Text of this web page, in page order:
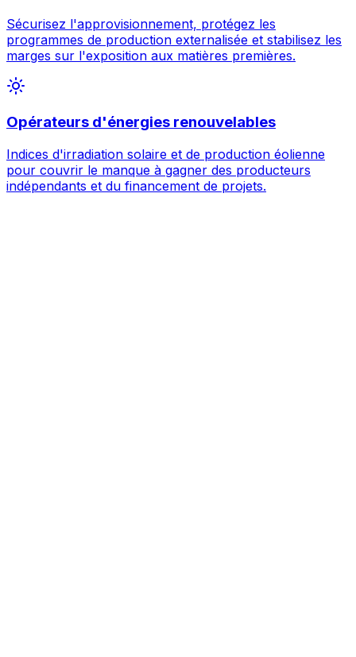
Sécurisez l'approvisionnement, protégez les
programmes de production externalisée et stabilisez les
marges sur l'exposition aux matières premières.
Opérateurs d'énergies renouvelables
Indices d'irradiation solaire et de production éolienne
pour couvrir le manque à gagner des producteurs
indépendants et du financement de projets.